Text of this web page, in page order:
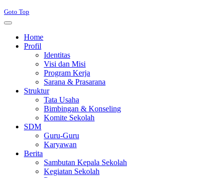
Goto Top
Home
Profil
Identitas
Visi dan Misi
Program Kerja
Sarana & Prasarana
Struktur
Tata Usaha
Bimbingan & Konseling
Komite Sekolah
SDM
Guru-Guru
Karyawan
Berita
Sambutan Kepala Sekolah
Kegiatan Sekolah